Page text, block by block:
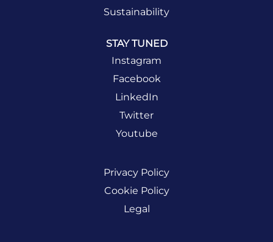
Sustainability
STAY TUNED
Instagram
Facebook
LinkedIn
Twitter
Youtube
Privacy Policy
Cookie Policy
Legal